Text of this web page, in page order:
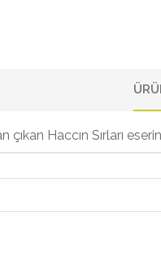
çıkan Haccın Sırları